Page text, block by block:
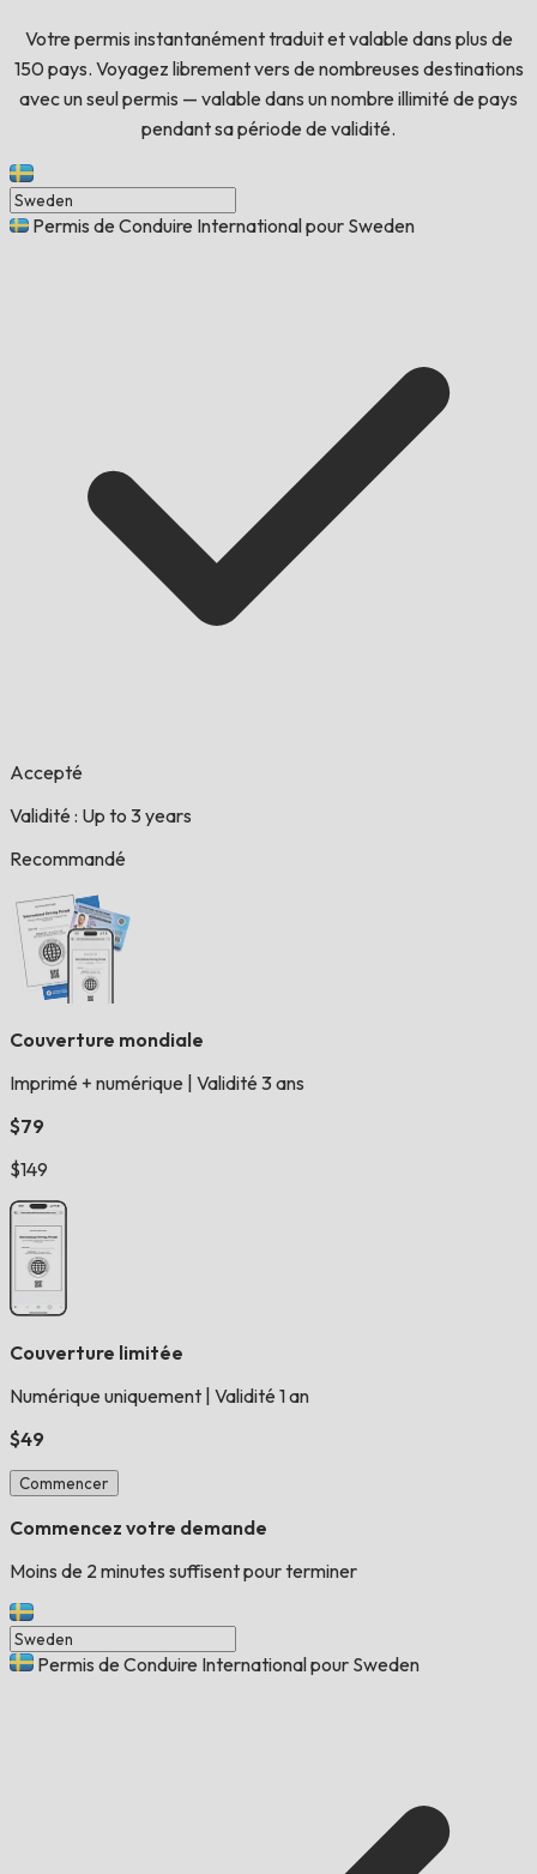
Votre permis instantanément traduit et valable dans plus de
150 pays. Voyagez librement vers de nombreuses destinations
avec un seul permis — valable dans un nombre illimité de pays
pendant sa période de validité.
Permis de Conduire International pour Sweden
Accepté
Validité : Up to 3 years
Recommandé
Couverture mondiale
Imprimé + numérique Validité 3 ans
$79
$149
Couverture limitée
Numérique uniquement Validité 1 an
$49
Commencer
Commencez votre demande
Moins de 2 minutes suffisent pour terminer
Permis de Conduire International pour Sweden